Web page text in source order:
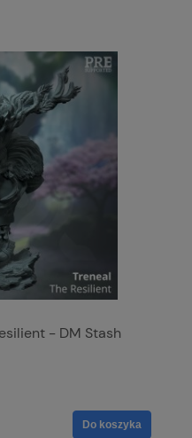
- DM Stash
Do koszyka